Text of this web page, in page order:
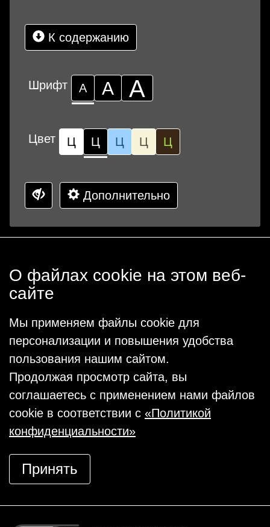
К содержанию
Шрифт А А А
Цвет Ц Ц Ц Ц Ц
Дополнительно
О файлах cookie на этом веб-
сайте
Мы применяем файлы cookie для
персонализации и повышения удобства
пользования нашим сайтом.
Продолжая просмотр сайта, вы
соглашаетесь с применением нами файлов
cookie в соответствии с «Политикой
конфиденциальности»
Принять